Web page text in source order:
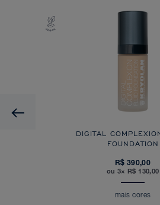
Previous
DIGITAL
FOUNDATION
R$ 390,00
ou 3× R$ 130,00
mais cores